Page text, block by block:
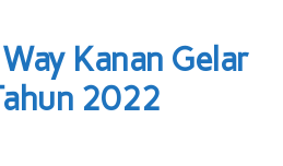
Kanan Gelar
2022